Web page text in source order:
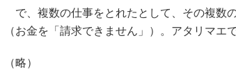
で、複数の仕事をとれたとして、その複数
（お金を「請求できません」）。アタリマエ
（略）